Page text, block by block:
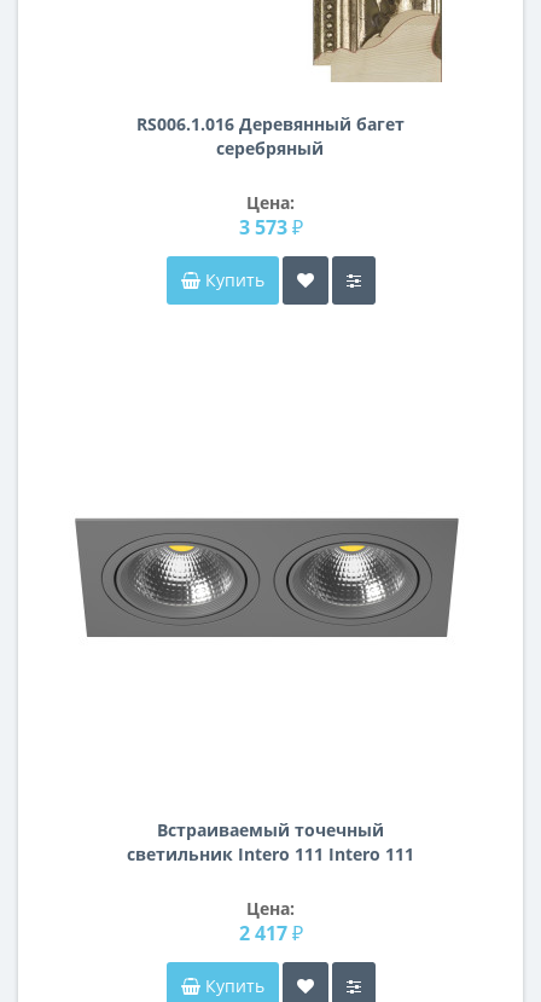
RS006.1.016 Деревянный багет
серебряный
Цена:
3 573 ₽
Купить
Встраиваемый точечный
светильник Intero 111 Intero 111
Цена:
2 417 ₽
Купить